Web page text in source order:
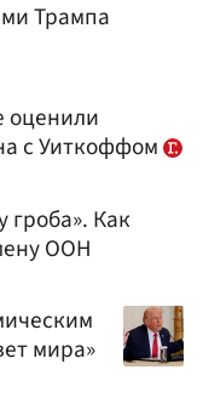
Трампа
оценили
с Уиткоффом
гроба». Как
ООН
мира»